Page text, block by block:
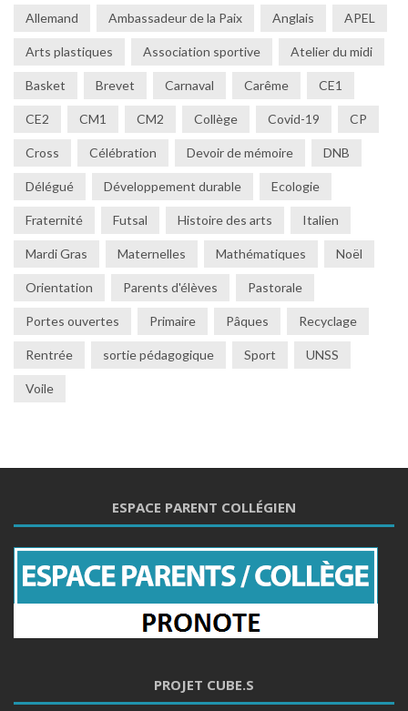
Allemand Ambassadeur de la Paix Anglais APEL
Arts plastiques Association sportive Atelier du midi
Basket Brevet Carnaval Carême CE1
CE2 CM1 CM2 Collège Covid-19 CP
Cross Célébration Devoir de mémoire DNB
Délégué Développement durable Ecologie
Fraternité Futsal Histoire des arts Italien
Mardi Gras Maternelles Mathématiques Noël
Orientation Parents d'élèves Pastorale
Portes ouvertes Primaire Pâques Recyclage
Rentrée sortie pédagogique Sport UNSS
Voile
ESPACE PARENT COLLÉGIEN
PROJET CUBE.S